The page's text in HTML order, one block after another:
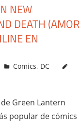
NEW
DEATH (AMOR
EN
Carlitox Banana
Comics, DC
Green Lantern
popular de cómics